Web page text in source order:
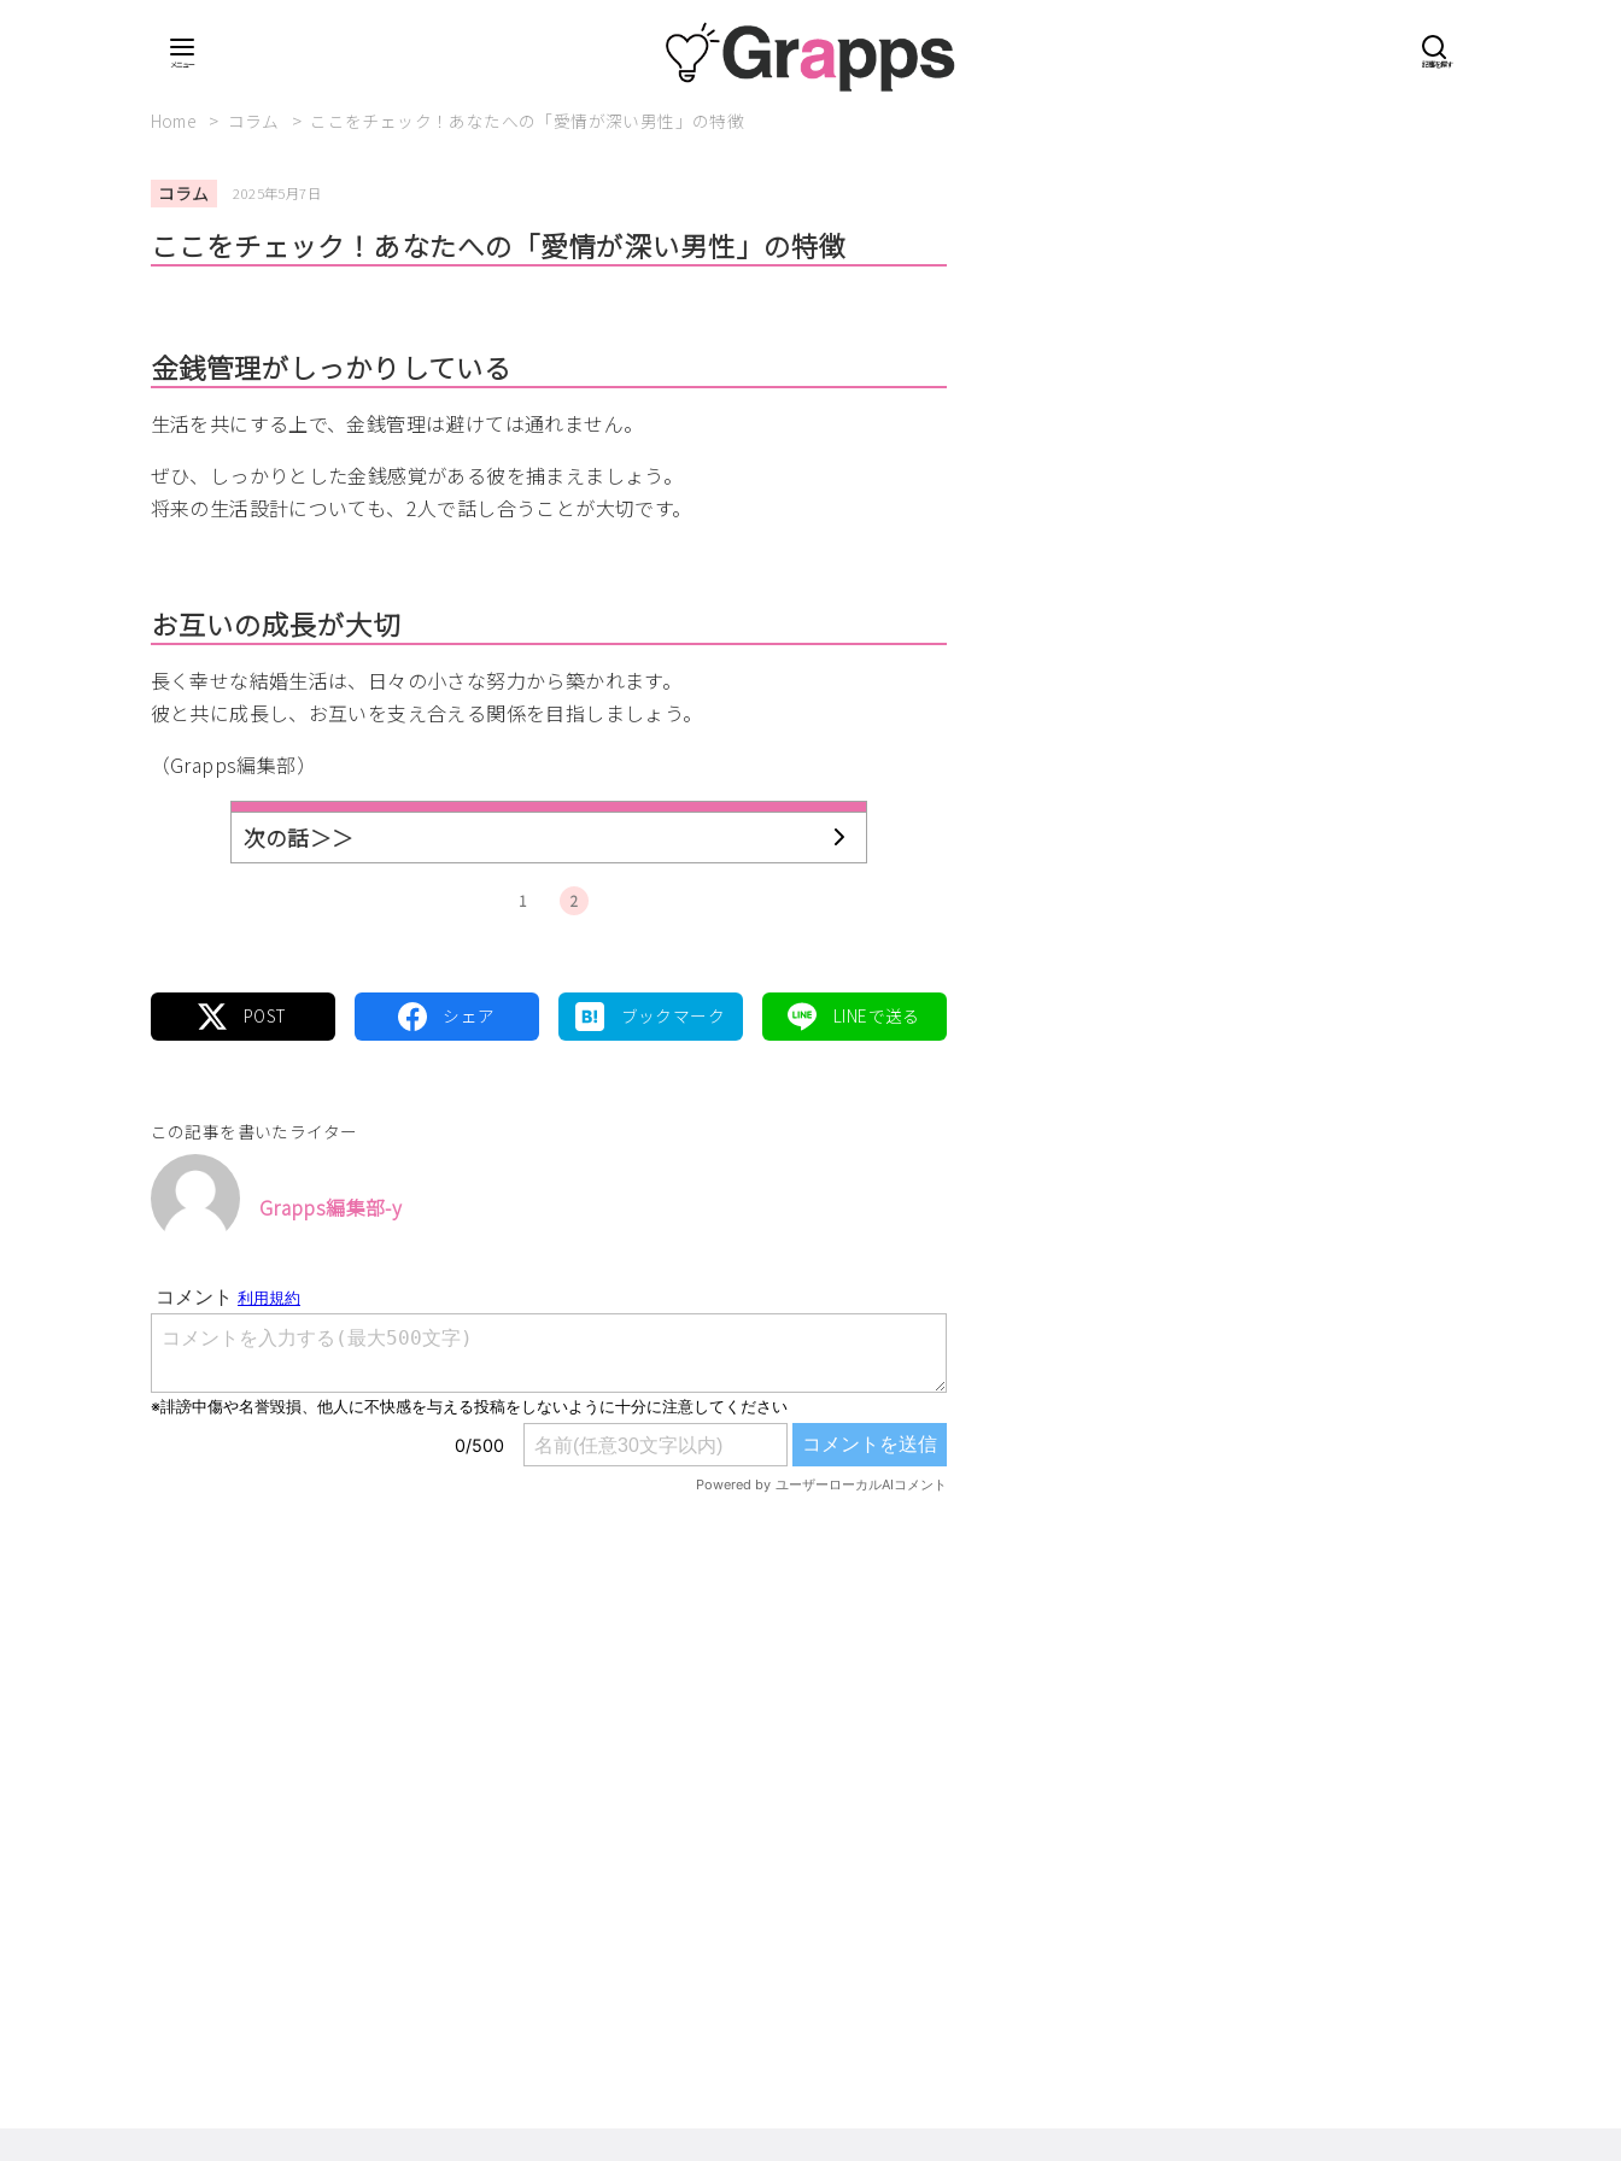
Home コラム ここをチェック！あなたへの「愛情が深い男性」の特徴
コラム 2025年5月7日
ここをチェック！あなたへの「愛情が深い男性」の特徴
金銭管理がしっかりしている
生活を共にする上で、金銭管理は避けては通れません。
ぜひ、しっかりとした金銭感覚がある彼を捕まえましょう。
将来の生活設計についても、2人で話し合うことが大切です。
お互いの成長が大切
長く幸せな結婚生活は、日々の小さな努力から築かれます。
彼と共に成長し、お互いを支え合える関係を目指しましょう。
（Grapps編集部）
次の話＞＞
1 2
この記事を書いたライター
Grapps編集部-y